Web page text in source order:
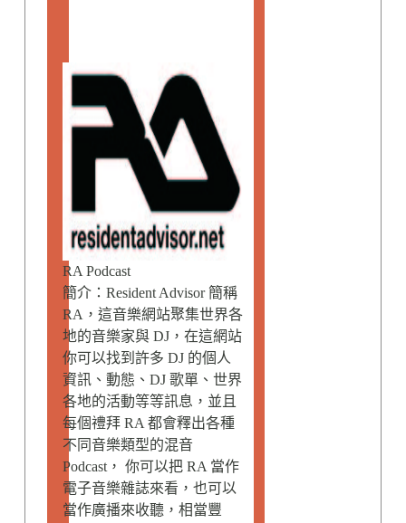
RA Podcast
簡介：Resident Advisor 簡稱
RA，這音樂網站聚集世界各
地的音樂家與 DJ，在這網站
你可以找到許多 DJ 的個人
資訊、動態、DJ 歌單、世界
各地的活動等等訊息，並且
每個禮拜 RA 都會釋出各種
不同音樂類型的混音
Podcast， 你可以把 RA 當作
電子音樂雜誌來看，也可以
當作廣播來收聽，相當豐